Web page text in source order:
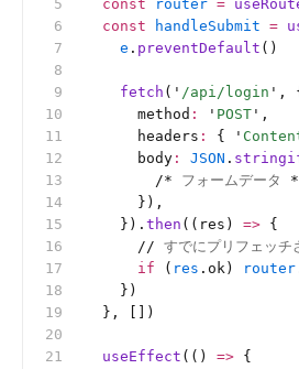
  const
router =
  const
handleSubmit =
    e
. preventDefault ()
    fetch
( ' /api/login ' ,
      method
: ' POST ' ,
      headers
: { '
      body
: JSON .
        /*
フォームデータ
      }),
    }).
then ((res) => {
      //
すでにプリフェッチ
      if
( res .ok) router
    })
  }, [])
  useEffect
(() => {